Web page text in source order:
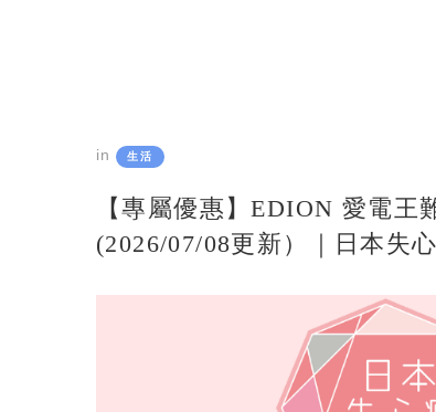
in 生活
【專屬優惠】EDION 愛電王
(2026/07/08更新）｜日本失